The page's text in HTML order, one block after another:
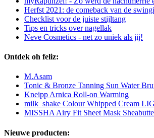
Herfst 2021: de comeback van de
Checklist voor de juiste stijltang
Tips en tricks over nagellak
Neve Cosmetics - net zo uniek als jij!
Ontdek oh feliz:
M.Asam
Tonic & Bronze Tanning Sun Water
Kneipp Arnica Roll-on Warming
milk_shake Colour Whipped Cream
MISSHA Airy Fit Sheet Mask
Nieuwe producten: